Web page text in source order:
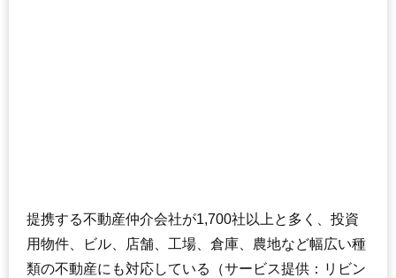
提携する不動産仲介会社が1,700社以上と多く、投資
用物件、ビル、店舗、工場、倉庫、農地など幅広い種
類の不動産にも対応している（サービス提供：リビン